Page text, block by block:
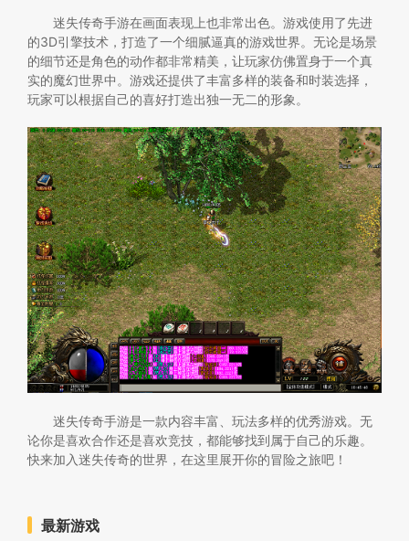
迷失传奇手游在画面表现上也非常出色。游戏使用了先进
的3D引擎技术，打造了一个细腻逼真的游戏世界。无论是场景
的细节还是角色的动作都非常精美，让玩家仿佛置身于一个真
实的魔幻世界中。游戏还提供了丰富多样的装备和时装选择，
玩家可以根据自己的喜好打造出独一无二的形象。
迷失传奇手游是一款内容丰富、玩法多样的优秀游戏。无
论你是喜欢合作还是喜欢竞技，都能够找到属于自己的乐趣。
快来加入迷失传奇的世界，在这里展开你的冒险之旅吧！
最新游戏